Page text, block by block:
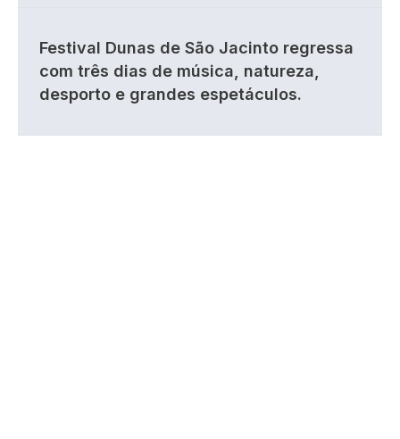
Festival Dunas de São Jacinto regressa
com três dias de música, natureza,
desporto e grandes espetáculos.